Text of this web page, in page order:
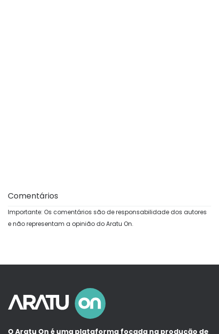
Comentários
Importante: Os comentários são de responsabilidade dos autores
e não representam a opinião do Aratu On.
O Aratu On é uma plataforma focada na produção de